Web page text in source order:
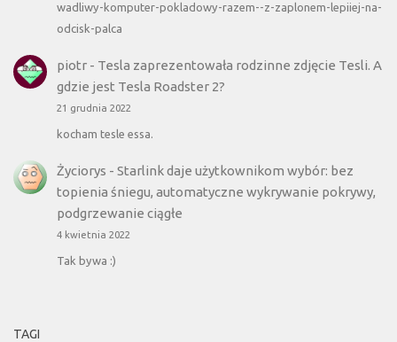
wadliwy-komputer-pokladowy-razem--z-zaplonem-lepiiej-na-
odcisk-palca
piotr- Tesla zaprezentowała rodzinne zdjęcie Tesli. A
gdzie jest Tesla Roadster 2?
21 grudnia 2022
kocham tesle essa.
Życiorys - Starlink daje użytkownikom wybór: bez
topienia śniegu, automatyczne wykrywanie pokrywy,
podgrzewanie ciągłe
4 kwietnia 2022
Tak bywa :)
TAGI